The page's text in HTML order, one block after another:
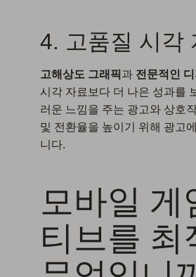
4. 고품질 시각
고해상도 그래픽 과 전문적인
시각 자료보다 더 나은 성과를
러운 느낌을 주는 광고와 상호
및 전환율을 높이기 위해 광고
니다.
모바일
티브를